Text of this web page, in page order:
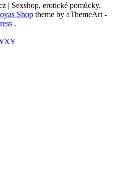
| Sexshop, erotické pomůcky.
Shop theme by aThemeArt -
.
XY